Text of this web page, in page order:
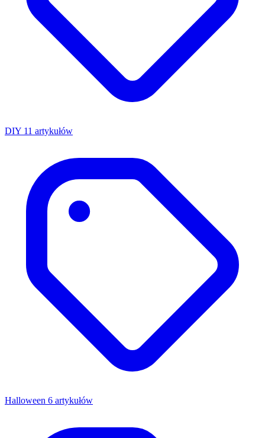
DIY 11 artykułów
Halloween 6 artykułów